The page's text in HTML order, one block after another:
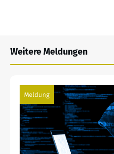
Weitere Meldungen
Meldung